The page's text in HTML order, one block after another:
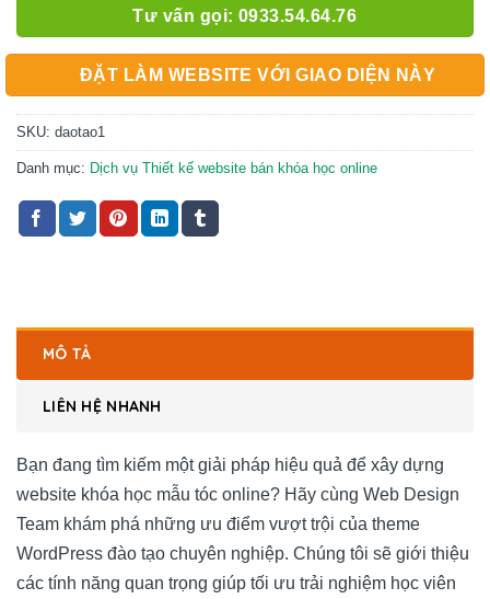
Tư vấn gọi: 0933.54.64.76
ĐẶT LÀM WEBSITE VỚI GIAO DIỆN NÀY
SKU: daotao1
Danh mục: Dịch vụ Thiết kế website bán khóa học online
MÔ TẢ
LIÊN HỆ NHANH
Bạn đang tìm kiếm một giải pháp hiệu quả để xây dựng
website khóa học mẫu tóc online? Hãy cùng Web Design
Team khám phá những ưu điểm vượt trội của theme
WordPress đào tạo chuyên nghiệp. Chúng tôi sẽ giới thiệu
các tính năng quan trọng giúp tối ưu trải nghiệm học viên